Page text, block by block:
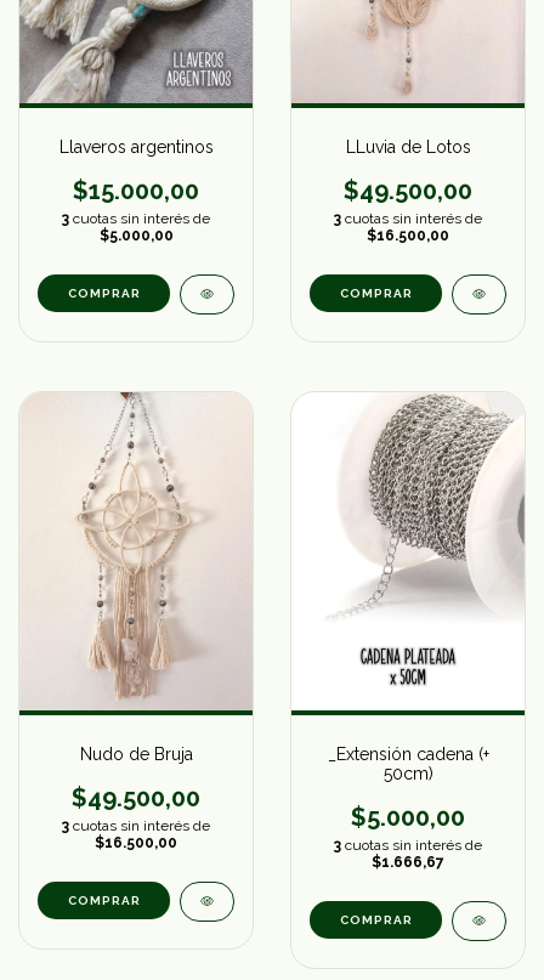
Llaveros argentinos
$15.000,00
3 cuotas sin interés de
$5.000,00
LLuvia de Lotos
$49.500,00
3 cuotas sin interés de
$16.500,00
Nudo de Bruja
$49.500,00
3 cuotas sin interés de
$16.500,00
_Extensión cadena (+
50cm)
$5.000,00
3 cuotas sin interés de
$1.666,67
COMPRAR